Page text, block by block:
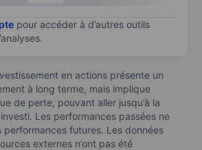
pour accéder à d’autres outils
en actions présente un
à long terme, mais implique
de perte, pouvant aller jusqu’à la
Les performances passées ne
performances futures. Les données
externes n’ont pas été